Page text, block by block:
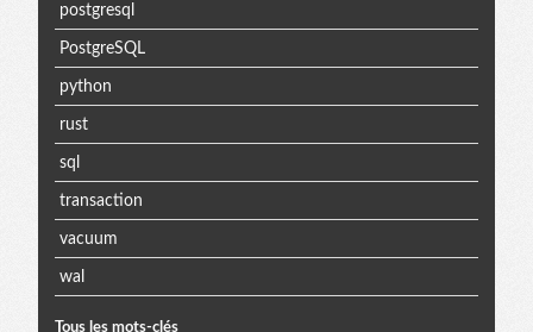
postgresql
PostgreSQL
python
rust
sql
transaction
vacuum
wal
Tous les mots-clés